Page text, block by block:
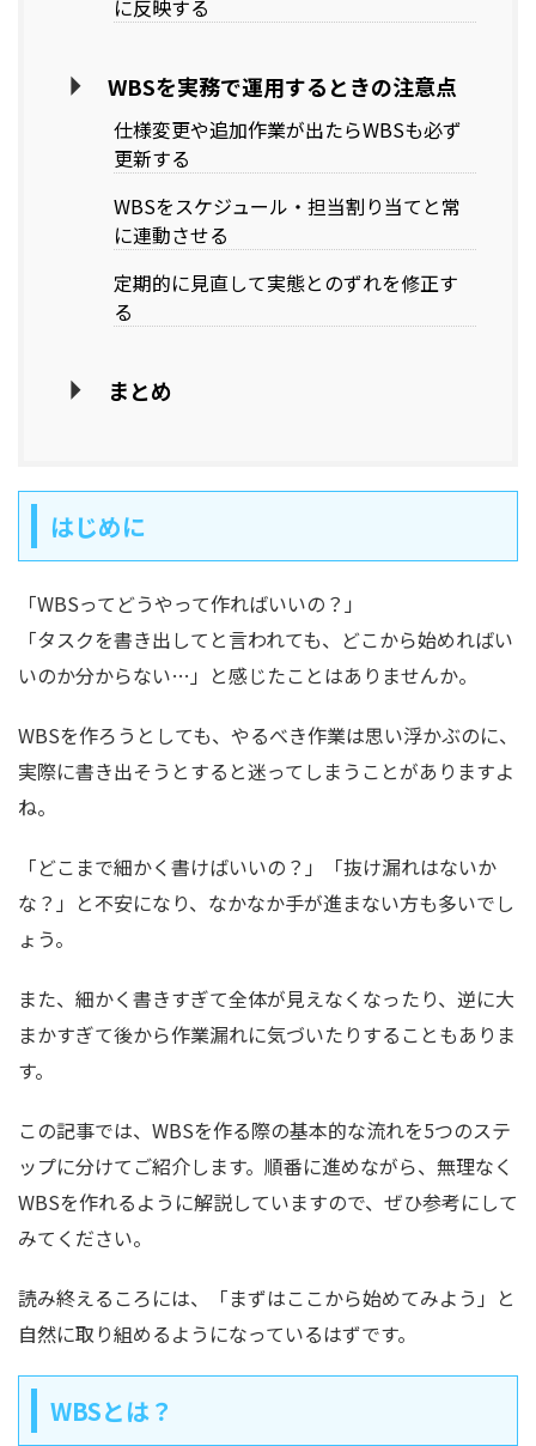
に反映する
WBSを実務で運用するときの注意点
仕様変更や追加作業が出たらWBSも必ず
更新する
WBSをスケジュール・担当割り当てと常
に連動させる
定期的に見直して実態とのずれを修正す
る
まとめ
はじめに
「WBSってどうやって作ればいいの？」
「タスクを書き出してと言われても、どこから始めればい
いのか分からない…」と感じたことはありませんか。
WBSを作ろうとしても、やるべき作業は思い浮かぶのに、
実際に書き出そうとすると迷ってしまうことがありますよ
ね。
「どこまで細かく書けばいいの？」「抜け漏れはないか
な？」と不安になり、なかなか手が進まない方も多いでし
ょう。
また、細かく書きすぎて全体が見えなくなったり、逆に大
まかすぎて後から作業漏れに気づいたりすることもありま
す。
この記事では、WBSを作る際の基本的な流れを5つのステ
ップに分けてご紹介します。順番に進めながら、無理なく
WBSを作れるように解説していますので、ぜひ参考にして
みてください。
読み終えるころには、「まずはここから始めてみよう」と
自然に取り組めるようになっているはずです。
WBSとは？